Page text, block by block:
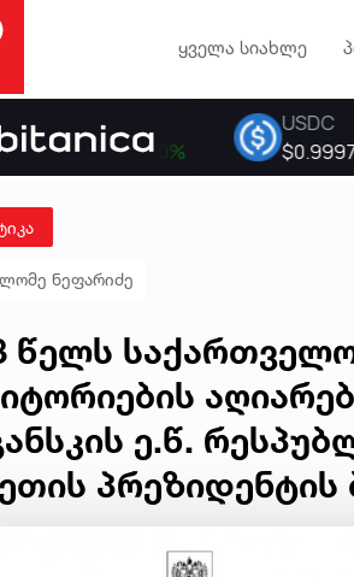
ყველა სიახლე
ნეფარიძე
წელს
ე.წ.
პრეზიდენტის